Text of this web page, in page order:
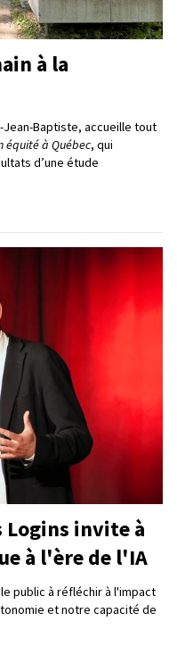
à la
Jean-Baptiste, accueille tout
équité à Québec, qui
d’une étude
Logins invite à
à l'ère de l'IA
public à réfléchir à l'impact
et notre capacité de